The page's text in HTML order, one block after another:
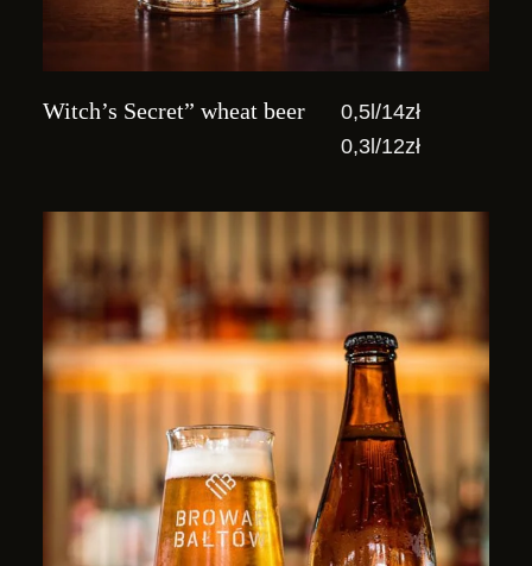
Witch’s Secret” wheat beer
0,5l/14zł
0,3l/12zł